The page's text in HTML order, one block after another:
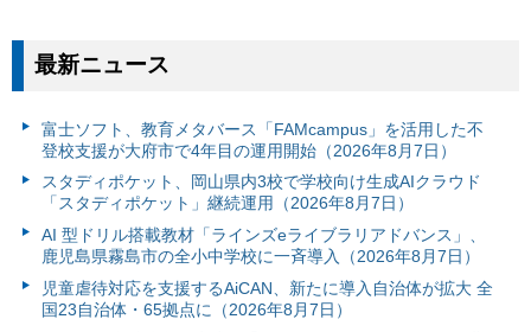
最新ニュース
富⼠ソフト、教育メタバース「FAMcampus」を活用した不
登校支援が大府市で4年目の運用開始（2026年8月7日）
スタディポケット、岡山県内3校で学校向け生成AIクラウド
「スタディポケット」継続運用（2026年8月7日）
AI 型ドリル搭載教材「ラインズeライブラリアドバンス」、
鹿児島県霧島市の全小中学校に一斉導入（2026年8月7日）
児童虐待対応を支援するAiCAN、新たに導入自治体が拡大 全
国23自治体・65拠点に（2026年8月7日）